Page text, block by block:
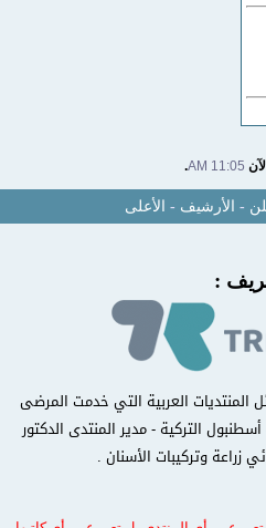
11:05 AM
.
-الأرشيف-الأعلى
:
المنتديات العربية التي خدمت المرضى
أسطنبول التركية - مدير المنتدى الدكتور
وتركيبات الأسنان .